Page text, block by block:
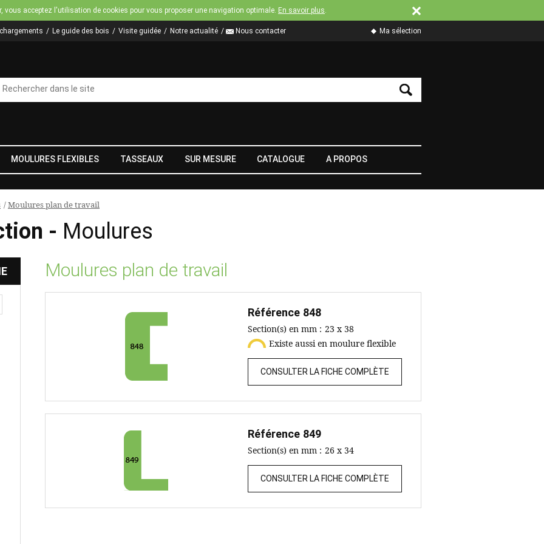
Jump to navigation
vous acceptez l'utilisation de cookies pour vous proposer une navigation optimale. En savoir plus.
Le guide des bois Visite guidée Notre actualité Nous contacter Ma sélection
MOULURES FLEXIBLES TASSEAUX SUR MESURE CATALOGUE A PROPOS
/Moulures plan de travail
- Moulures
Moulures plan de travail
Référence 848
Section(s) en mm : 23 x 38
Existe aussi en moulure flexible
CONSULTER LA FICHE COMPLÈTE
Référence 849
Section(s) en mm : 26 x 34
CONSULTER LA FICHE COMPLÈTE